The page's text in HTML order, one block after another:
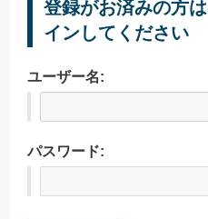
登録がお済みの方
インしてください
ユーザー名:
パスワード: